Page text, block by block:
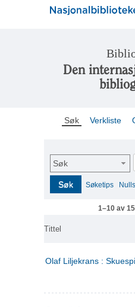
Den
Søk Verkliste
Søk
Søk Søketips
1–10 av 15
Tittel
Olaf Liljekrans :